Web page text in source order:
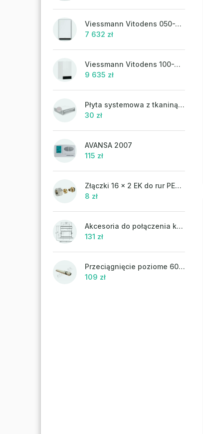
Viessmann Vitodens 050-W, 19 kW, ciepła woda użytkowa
7 632 zł
Viessmann Vitodens 100-W, 19 kW
9 635 zł
Płyta systemowa z tkaniną UHP 302FP
30 zł
AVANSA 2007
115 zł
Złączki 16 x 2 EK do rur PEX-AL-PEX
8 zł
Akcesoria do połączenia koncentrycznego PR43 - ATTACK
131 zł
Przeciągnięcie poziome 60/100 mm
109 zł